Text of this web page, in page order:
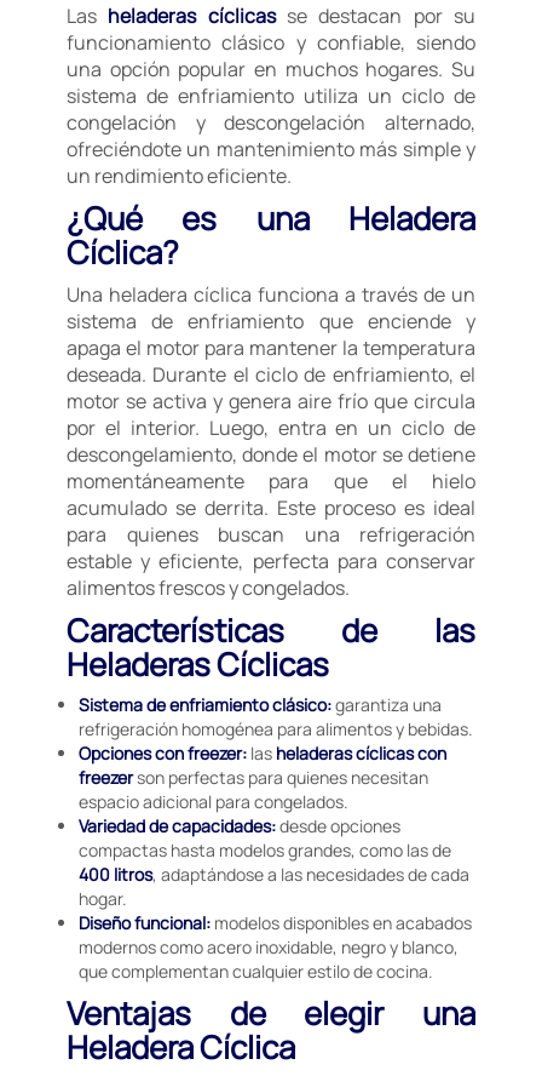
Las heladeras cíclicasse destacan por su
funcionamiento clásico y confiable, siendo
una opción popular en muchos hogares. Su
sistema de enfriamiento utiliza un ciclo de
congelación y descongelación alternado,
ofreciéndote un mantenimiento más simple y
un rendimiento eficiente.
¿Qué es una Heladera
Cíclica?
Una heladera cíclica funciona a través de un
sistema de enfriamiento que enciende y
apaga el motor para mantener la temperatura
deseada. Durante el ciclo de enfriamiento, el
motor se activa y genera aire frío que circula
por el interior. Luego, entra en un ciclo de
descongelamiento, donde el motor se detiene
momentáneamente para que el hielo
acumulado se derrita. Este proceso es ideal
para quienes buscan una refrigeración
estable y eficiente, perfecta para conservar
alimentos frescos y congelados.
Características de las
Heladeras Cíclicas
Sistema de enfriamiento clásico:garantiza una
refrigeración homogénea para alimentos y bebidas.
Opciones con freezer: las heladeras cíclicas con
freezerson perfectas para quienes necesitan
espacio adicional para congelados.
Variedad de capacidades:desde opciones
compactas hasta modelos grandes, como las de
400 litros, adaptándose a las necesidades de cada
hogar.
Diseño funcional: modelos disponibles en acabados
modernos como acero inoxidable, negro y blanco,
que complementan cualquier estilo de cocina.
Ventajas de elegir una
Heladera Cíclica